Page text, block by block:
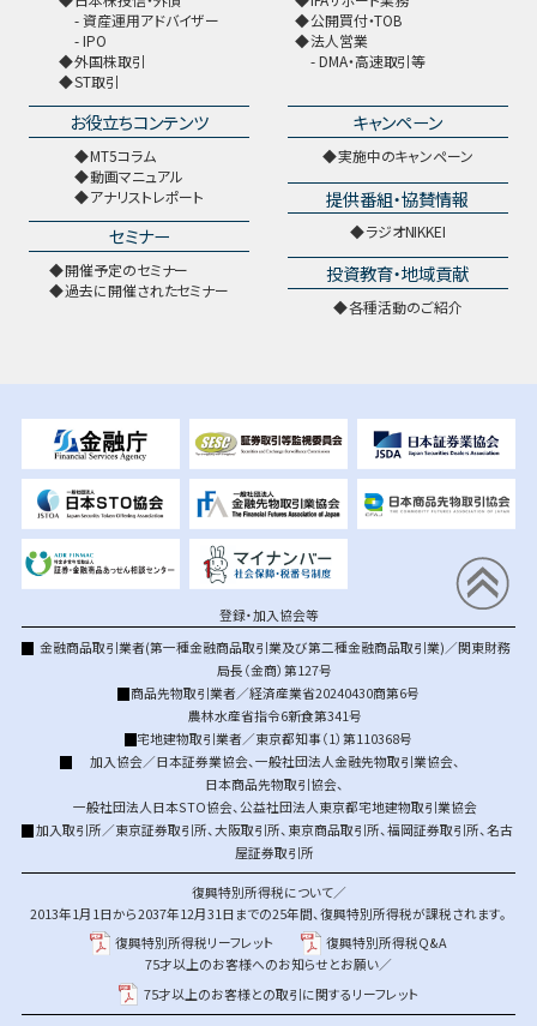
資産運用アドバイザー
IPO
外国株取引
ST取引
公開買付・TOB
法人営業
DMA・高速取引等
お役立ちコンテンツ
MT5コラム
動画マニュアル
アナリストレポート
セミナー
開催予定のセミナー
過去に開催されたセミナー
キャンペーン
実施中のキャンペーン
提供番組・協賛情報
ラジオNIKKEI
投資教育・地域貢献
各種活動のご紹介
登録・加入協会等
金融商品取引業者(第一種金融商品取引業及び第二種金融商品取引業)／関東財務
局長（金商）第127号
商品先物取引業者／経済産業省20240430商第6号
農林水産省指令6新食第341号
宅地建物取引業者／東京都知事（1）第110368号
加入協会／日本証券業協会、一般社団法人金融先物取引業協会、
日本商品先物取引協会、
一般社団法人日本STO協会、公益社団法人東京都宅地建物取引業協会
加入取引所／東京証券取引所、大阪取引所、 東京商品取引所、福岡証券取引所、名古
屋証券取引所
復興特別所得税について／
2013年1月1日から2037年12月31日までの25年間、復興特別所得税が課税されます。
復興特別所得税リーフレット
復興特別所得税Q&A
75才以上のお客様へのお知らせとお願い／
75才以上のお客様との取引に関するリーフレット